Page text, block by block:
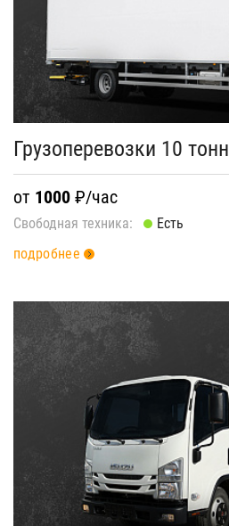
Грузоперевозки 10 тонн
от 1000 ₽/час
Свободная техника:
Есть
подробнее